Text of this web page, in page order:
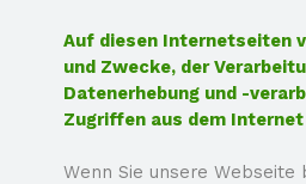
Auf diesen Internetseiten
und Zwecke, der
Datenerhebung und -
Zugriffen aus dem Internet
Wenn Sie unsere Webseite